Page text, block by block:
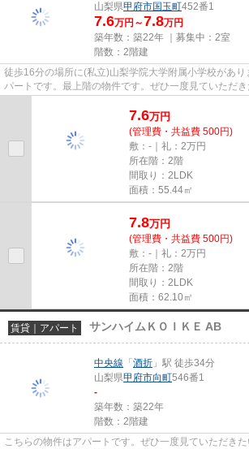
山梨県甲府市国玉町452番1
7.6万円～7.8万円
築年数：築22年 ｜募集中： 2室
階数：2階建
徒歩16分の場所に(私立)山梨学院大学附属小学校があ
パートです。最上階の物件です。ぜひ一度見ていただ
7.6万円
(管理費・共益費 500円)
敷：-｜礼：2万円
所在階：2階
間取り：2LDK
面積：55.44㎡
7.8万円
(管理費・共益費 500円)
敷：-｜礼：2万円
所在階：2階
間取り：2LDK
面積：62.10㎡
賃貸｜アパート サンハイムＫＯＩＫＥ AB
中央線 「 酒折 」駅 徒歩34分
山梨県甲府市向町546番1
-
築年数：築22年
階数：2階建
こちらの物件はアパートです。ぜひ一度見ていただき